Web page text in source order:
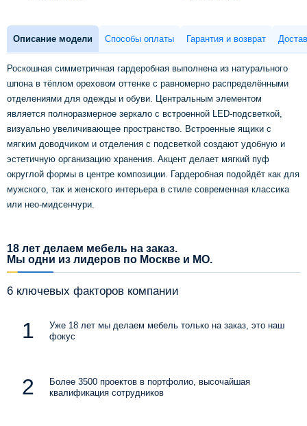
Описание модели Способы оплаты Гарантия и возврат
Роскошная симметричная гардеробная выполнена из натурального
шпона в тёплом ореховом оттенке с равномерно распределёнными
отделениями для одежды и обуви. Центральным элементом
является полноразмерное зеркало с встроенной LED-подсветкой,
визуально увеличивающее пространство. Встроенные ящики с
мягким доводчиком и отделения с подсветкой создают удобную и
эстетичную организацию хранения. Акцент делает мягкий пуф
округлой формы в центре композиции. Гардеробная подойдёт как для
мужского, так и женского интерьера в стиле современная классика
или нео-мидсенчури.
18 лет делаем мебель на заказ.
Мы одни из лидеров по Москве и МО.
6 ключевых факторов компании
Уже 18 лет мы делаем мебель только на заказ, это наш
фокус
Более 3500 проектов в портфолио, высочайшая
квалификация сотрудников